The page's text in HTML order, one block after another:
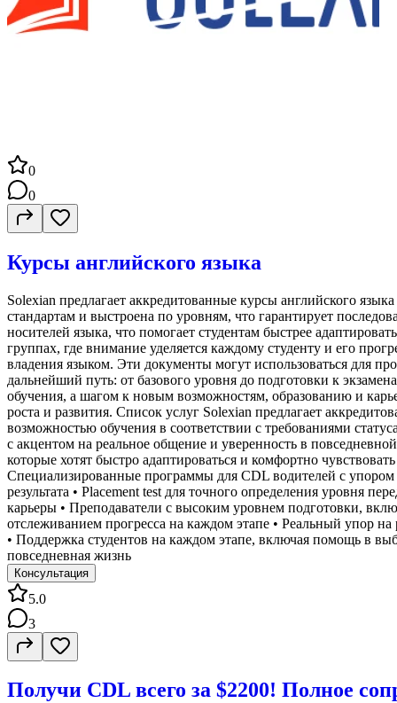
0
0
Курсы английского языка
Solexian предлагает аккредитованные курсы английского
стандартам и выстроена по уровням, что гарантирует
носителей языка, что помогает студентам быстрее
группах, где внимание уделяется каждому студенту и его
владения языком. Эти документы могут использоваться для
дальнейший путь: от базового уровня до подготовки к
обучения, а шагом к новым возможностям, образованию и
роста и развития. Список услуг Solexian предлагает
возможностью обучения в соответствии с требованиями
с акцентом на реальное общение и уверенность в
которые хотят быстро адаптироваться и комфортно
Специализированные программы для CDL водителей с
результата • Placement test для точного определения уровня
карьеры • Преподаватели с высоким уровнем подготовки,
отслеживанием прогресса на каждом этапе • Реальный упор
• Поддержка студентов на каждом этапе, включая помощь в
повседневная жизнь
Консультация
5.0
3
Получи CDL всего за $2200! Полное